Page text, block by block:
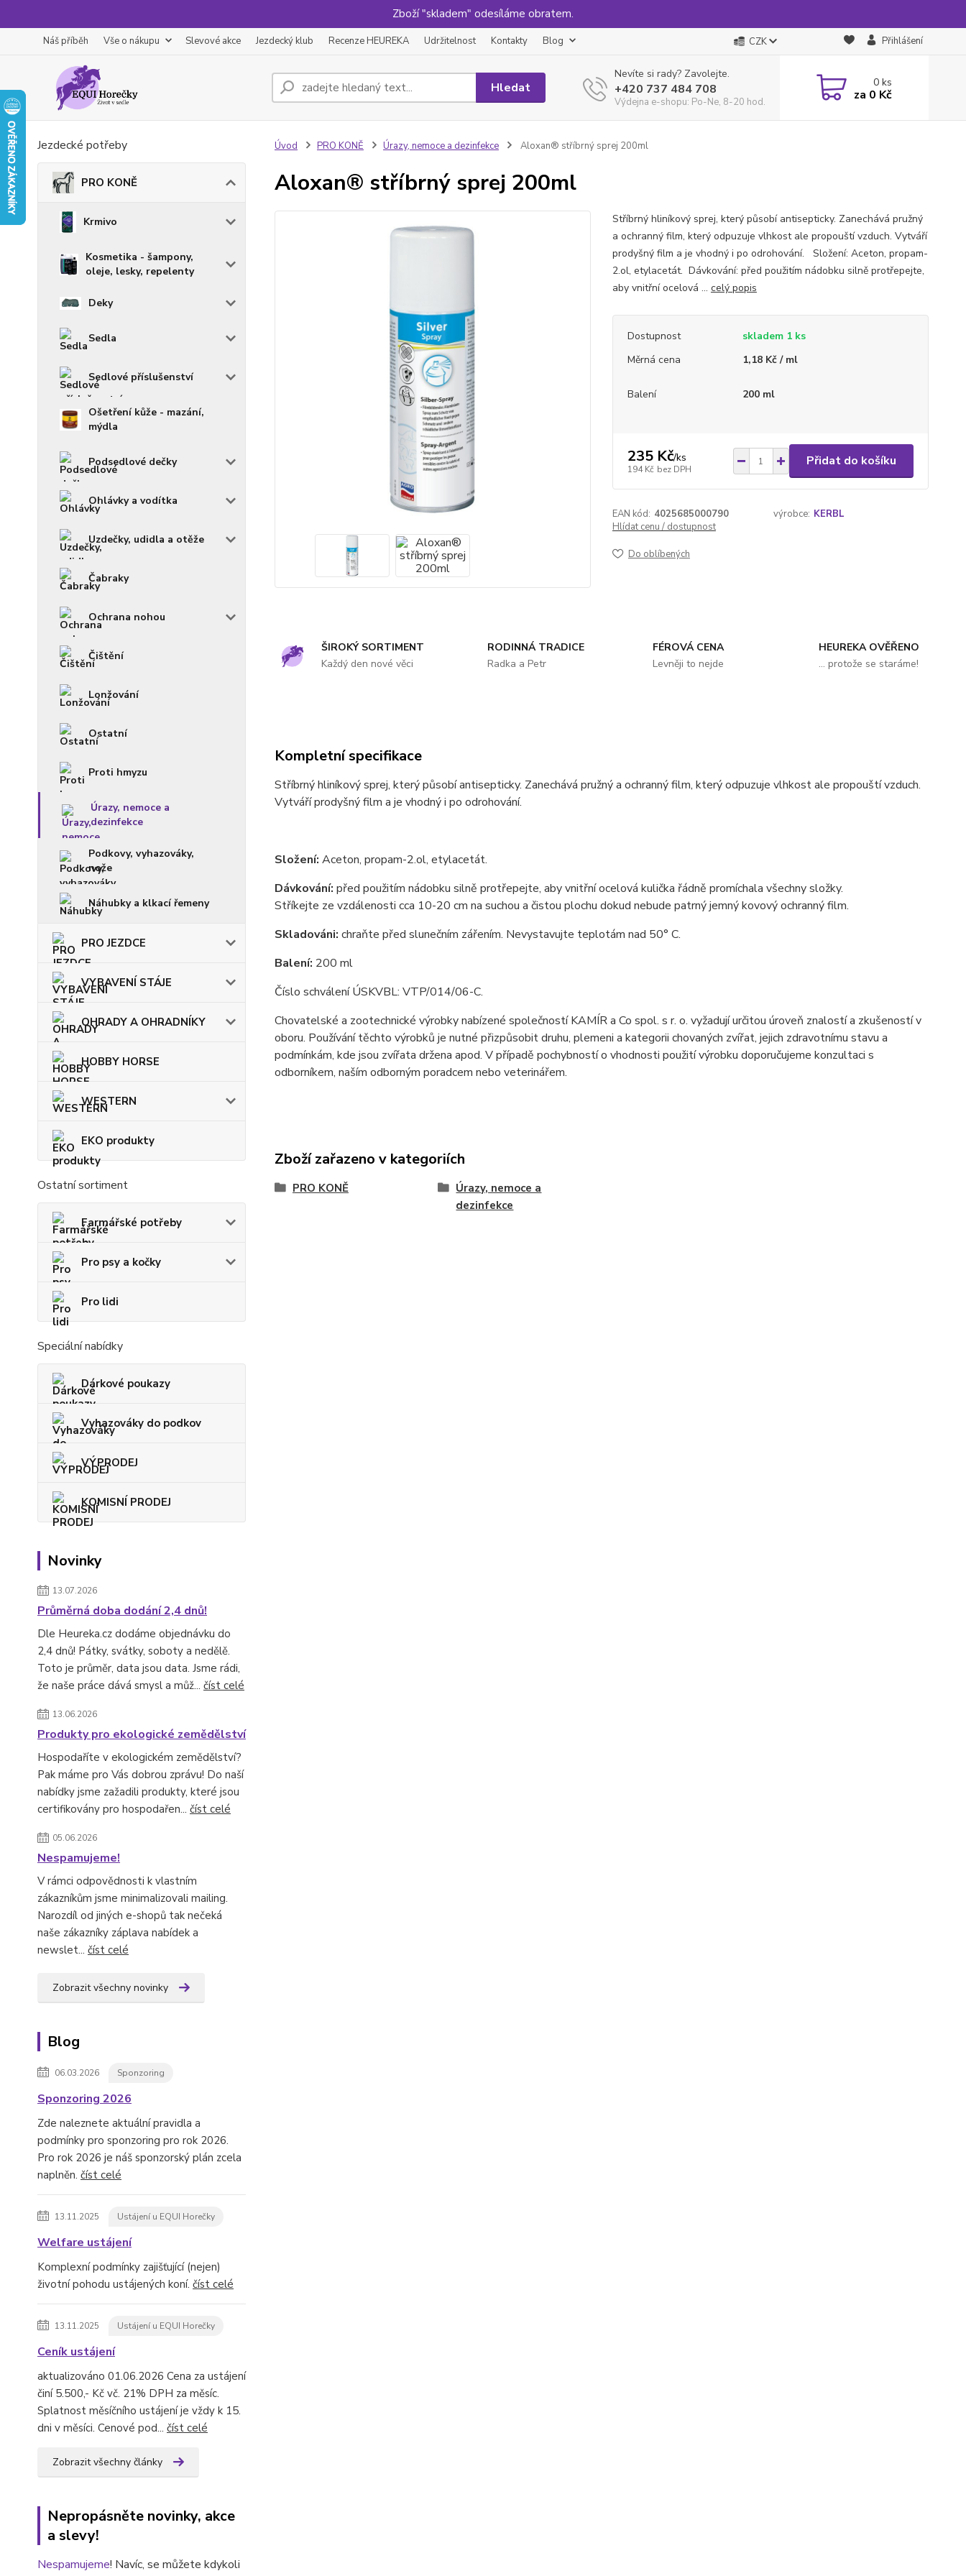
Zboží "skladem" odesíláme obratem.
Náš příběh Vše o nákupu Slevové akce Jezdecký klub Recenze HEUREKA Udržitelnost Kontakty Blog CZK Přihlášení
Hledat
Nevíte si rady? Zavolejte.
+420 737 484 708
Výdejna e-shopu: Po-Ne, 8-20 hod.
0ks
za 0 Kč
Jezdecké potřeby
PRO KONĚ
Krmivo
Kosmetika - šampony,
oleje, lesky, repelenty
Deky
Sedla
Sedlové příslušenství
Ošetření kůže - mazání,
mýdla
Podsedlové dečky
Ohlávky a vodítka
Uzdečky, udidla a otěže
Čabraky
Ochrana nohou
Čištění
Lonžování
Ostatní
Proti hmyzu
Úrazy, nemoce a
dezinfekce
Podkovy, vyhazováky,
nože
Náhubky a klkací řemeny
PRO JEZDCE
VYBAVENÍ STÁJE
OHRADY A OHRADNÍKY
HOBBY HORSE
WESTERN
EKO produkty
Ostatní sortiment
Farmářské potřeby
Pro psy a kočky
Pro lidi
Speciální nabídky
Dárkové poukazy
Vyhazováky do podkov
VÝPRODEJ
KOMISNÍ PRODEJ
Novinky
13.07.2026
Průměrná doba dodání 2,4 dnů!
Dle Heureka.cz dodáme objednávku do
2,4 dnů! Pátky, svátky, soboty a nedělě.
Toto je průměr, data jsou data. Jsme rádi,
že naše práce dává smysl a můž... číst celé
13.06.2026
Produkty pro ekologické zemědělství
Hospodaříte v ekologickém zemědělství?
Pak máme pro Vás dobrou zprávu! Do naší
nabídky jsme zažadili produkty, které jsou
certifikovány pro hospodařen... číst celé
05.06.2026
Nespamujeme!
V rámci odpovědnosti k vlastním
zákazníkům jsme minimalizovali mailing.
Narozdíl od jiných e-shopů tak nečeká
naše zákazníky záplava nabídek a
newslet... číst celé
Zobrazit všechny novinky
Blog
06.03.2026 Sponzoring
Sponzoring 2026
Zde naleznete aktuální pravidla a
podmínky pro sponzoring pro rok 2026.
Pro rok 2026 je náš sponzorský plán zcela
naplněn. číst celé
13.11.2025 Ustájení u EQUI Horečky
Welfare ustájení
Komplexní podmínky zajišťující (nejen)
životní pohodu ustájených koní. číst celé
13.11.2025 Ustájení u EQUI Horečky
Ceník ustájení
aktualizováno 01.06.2026 Cena za ustájení
činí 5.500,- Kč vč. 21% DPH za měsíc.
Splatnost měsíčního ustájení je vždy k 15.
dni v měsíci. Cenové pod... číst celé
Zobrazit všechny články
Nepropásněte novinky, akce
a slevy!
Nespamujeme! Navíc, se můžete kdykoli
Úvod PRO KONĚ Úrazy, nemoce a dezinfekce Aloxan® stříbrný sprej 200ml
Aloxan® stříbrný sprej 200ml
Stříbrný hliníkový sprej, který působí antisepticky. Zanechává pružný
a ochranný film, který odpuzuje vlhkost ale propouští vzduch. Vytváří
prodyšný film a je vhodný i po odrohování. Složení: Aceton, propam-
2.ol, etylacetát. Dávkování: před použitím nádobku silně protřepejte,
aby vnitřní ocelová ... celý popis
Dostupnost
skladem 1 ks
Měrná cena
1,18 Kč / ml
Balení 200 ml
235 Kč/ks
194 Kč bez DPH
Přidat do košíku
EAN kód: 4025685000790 výrobce: KERBL
Hlídat cenu / dostupnost
Do oblíbených
ŠIROKÝ SORTIMENT
Každý den nové věci
RODINNÁ TRADICE
Radka a Petr
FÉROVÁ CENA
Levněji to nejde
HEUREKA OVĚŘENO
... protože se staráme!
Kompletní specifikace
Stříbrný hliníkový sprej, který působí antisepticky. Zanechává pružný a ochranný film, který odpuzuje vlhkost ale propouští vzduch.
Vytváří prodyšný film a je vhodný i po odrohování.
Složení: Aceton, propam-2.ol, etylacetát.
Dávkování: před použitím nádobku silně protřepejte, aby vnitřní ocelová kulička řádně promíchala všechny složky.
Stříkejte ze vzdálenosti cca 10-20 cm na suchou a čistou plochu dokud nebude patrný jemný kovový ochranný film.
Skladováni: chraňte před slunečním zářením. Nevystavujte teplotám nad 50° C.
Balení: 200 ml
Číslo schválení ÚSKVBL: VTP/014/06-C.
Chovatelské a zootechnické výrobky nabízené společností KAMÍR a Co spol. s r. o. vyžadují určitou úroveň znalostí a zkušeností v
oboru. Používání těchto výrobků je nutné přizpůsobit druhu, plemeni a kategorii chovaných zvířat, jejich zdravotnímu stavu a
podmínkám, kde jsou zvířata držena apod. V případě pochybností o vhodnosti použití výrobku doporučujeme konzultaci s
odborníkem, naším odborným poradcem nebo veterinářem.
Zboží zařazeno v kategoriích
PRO KONĚ
Úrazy, nemoce a
dezinfekce